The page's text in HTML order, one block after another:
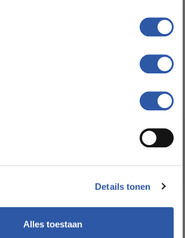
Details tonen
Alles toestaan
Profiteer van een zorgeloze installatie